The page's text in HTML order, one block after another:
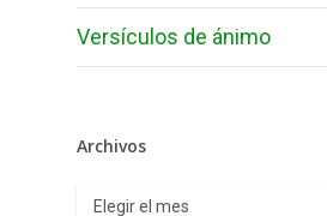
Versículos de ánimo
Archivos
Archivos